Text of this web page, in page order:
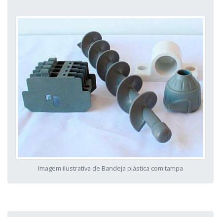
Imagem ilustrativa de Bandeja plástica com tampa